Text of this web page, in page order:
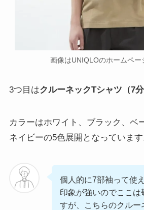
画像はUNIQLOのホームペー
3つ目はクルーネックTシャツ（7分
カラーはホワイト、ブラック、ベ
ネイビーの5色展開となっています
個人的に7部袖って使
印象が強いのでここは
すが、こちらのクルー